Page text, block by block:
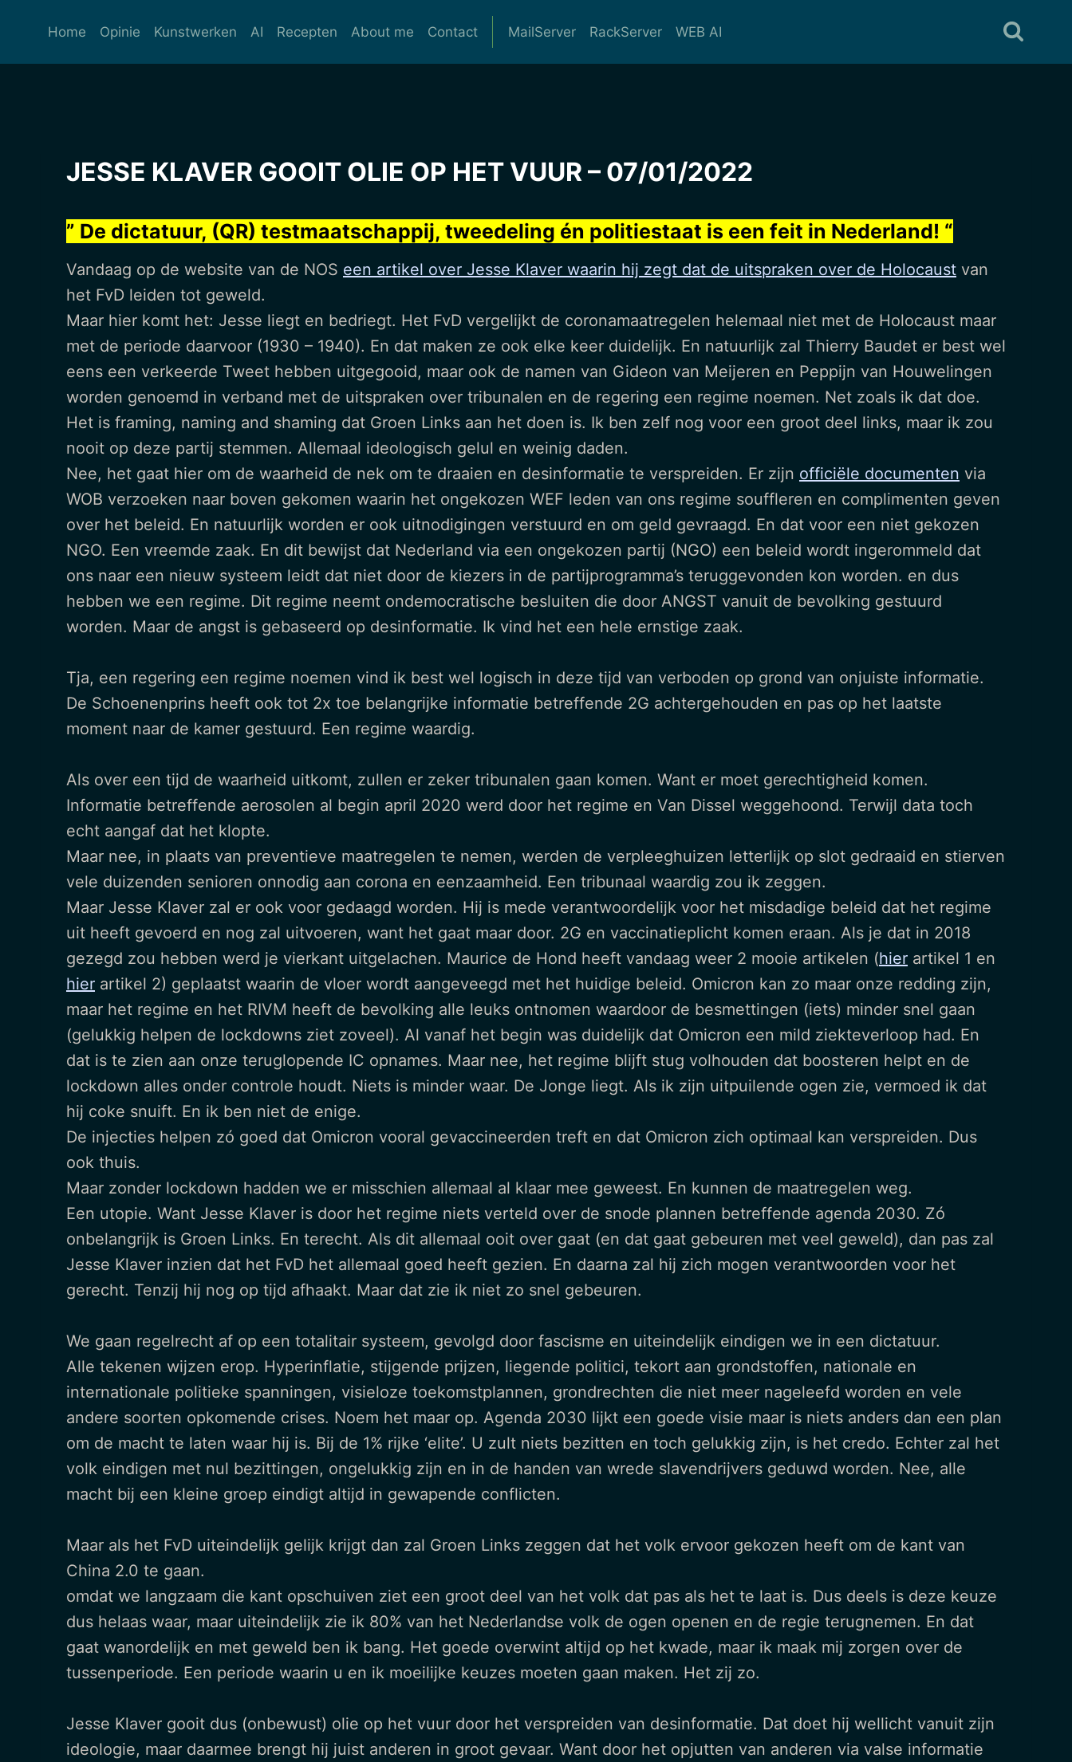
Home Opinie Kunstwerken AI Recepten About me Contact MailServer RackServer WEB AI
JESSE KLAVER GOOIT OLIE OP HET VUUR – 07/01/2022
” De dictatuur, (QR) testmaatschappij, tweedeling én politiestaat is een feit in Nederland! “
Vandaag op de website van de NOS een artikel over Jesse Klaver waarin hij zegt dat de uitspraken over de Holocaust van
het FvD leiden tot geweld.
Maar hier komt het: Jesse liegt en bedriegt. Het FvD vergelijkt de coronamaatregelen helemaal niet met de Holocaust maar
met de periode daarvoor (1930 – 1940). En dat maken ze ook elke keer duidelijk. En natuurlijk zal Thierry Baudet er best wel
eens een verkeerde Tweet hebben uitgegooid, maar ook de namen van Gideon van Meijeren en Peppijn van Houwelingen
worden genoemd in verband met de uitspraken over tribunalen en de regering een regime noemen. Net zoals ik dat doe.
Het is framing, naming and shaming dat Groen Links aan het doen is. Ik ben zelf nog voor een groot deel links, maar ik zou
nooit op deze partij stemmen. Allemaal ideologisch gelul en weinig daden.
Nee, het gaat hier om de waarheid de nek om te draaien en desinformatie te verspreiden. Er zijn officiële documenten via
WOB verzoeken naar boven gekomen waarin het ongekozen WEF leden van ons regime souffleren en complimenten geven
over het beleid. En natuurlijk worden er ook uitnodigingen verstuurd en om geld gevraagd. En dat voor een niet gekozen
NGO. Een vreemde zaak. En dit bewijst dat Nederland via een ongekozen partij (NGO) een beleid wordt ingerommeld dat
ons naar een nieuw systeem leidt dat niet door de kiezers in de partijprogramma’s teruggevonden kon worden. en dus
hebben we een regime. Dit regime neemt ondemocratische besluiten die door ANGST vanuit de bevolking gestuurd
worden. Maar de angst is gebaseerd op desinformatie. Ik vind het een hele ernstige zaak.
Tja, een regering een regime noemen vind ik best wel logisch in deze tijd van verboden op grond van onjuiste informatie.
De Schoenenprins heeft ook tot 2x toe belangrijke informatie betreffende 2G achtergehouden en pas op het laatste
moment naar de kamer gestuurd. Een regime waardig.
Als over een tijd de waarheid uitkomt, zullen er zeker tribunalen gaan komen. Want er moet gerechtigheid komen.
Informatie betreffende aerosolen al begin april 2020 werd door het regime en Van Dissel weggehoond. Terwijl data toch
echt aangaf dat het klopte.
Maar nee, in plaats van preventieve maatregelen te nemen, werden de verpleeghuizen letterlijk op slot gedraaid en stierven
vele duizenden senioren onnodig aan corona en eenzaamheid. Een tribunaal waardig zou ik zeggen.
Maar Jesse Klaver zal er ook voor gedaagd worden. Hij is mede verantwoordelijk voor het misdadige beleid dat het regime
uit heeft gevoerd en nog zal uitvoeren, want het gaat maar door. 2G en vaccinatieplicht komen eraan. Als je dat in 2018
gezegd zou hebben werd je vierkant uitgelachen. Maurice de Hond heeft vandaag weer 2 mooie artikelen (hier artikel 1 en
hier artikel 2) geplaatst waarin de vloer wordt aangeveegd met het huidige beleid. Omicron kan zo maar onze redding zijn,
maar het regime en het RIVM heeft de bevolking alle leuks ontnomen waardoor de besmettingen (iets) minder snel gaan
(gelukkig helpen de lockdowns ziet zoveel). Al vanaf het begin was duidelijk dat Omicron een mild ziekteverloop had. En
dat is te zien aan onze teruglopende IC opnames. Maar nee, het regime blijft stug volhouden dat boosteren helpt en de
lockdown alles onder controle houdt. Niets is minder waar. De Jonge liegt. Als ik zijn uitpuilende ogen zie, vermoed ik dat
hij coke snuift. En ik ben niet de enige.
De injecties helpen zó goed dat Omicron vooral gevaccineerden treft en dat Omicron zich optimaal kan verspreiden. Dus
ook thuis.
Maar zonder lockdown hadden we er misschien allemaal al klaar mee geweest. En kunnen de maatregelen weg.
Een utopie. Want Jesse Klaver is door het regime niets verteld over de snode plannen betreffende agenda 2030. Zó
onbelangrijk is Groen Links. En terecht. Als dit allemaal ooit over gaat (en dat gaat gebeuren met veel geweld), dan pas zal
Jesse Klaver inzien dat het FvD het allemaal goed heeft gezien. En daarna zal hij zich mogen verantwoorden voor het
gerecht. Tenzij hij nog op tijd afhaakt. Maar dat zie ik niet zo snel gebeuren.
We gaan regelrecht af op een totalitair systeem, gevolgd door fascisme en uiteindelijk eindigen we in een dictatuur.
Alle tekenen wijzen erop. Hyperinflatie, stijgende prijzen, liegende politici, tekort aan grondstoffen, nationale en
internationale politieke spanningen, visieloze toekomstplannen, grondrechten die niet meer nageleefd worden en vele
andere soorten opkomende crises. Noem het maar op. Agenda 2030 lijkt een goede visie maar is niets anders dan een plan
om de macht te laten waar hij is. Bij de 1% rijke ‘elite’. U zult niets bezitten en toch gelukkig zijn, is het credo. Echter zal het
volk eindigen met nul bezittingen, ongelukkig zijn en in de handen van wrede slavendrijvers geduwd worden. Nee, alle
macht bij een kleine groep eindigt altijd in gewapende conflicten.
Maar als het FvD uiteindelijk gelijk krijgt dan zal Groen Links zeggen dat het volk ervoor gekozen heeft om de kant van
China 2.0 te gaan.
omdat we langzaam die kant opschuiven ziet een groot deel van het volk dat pas als het te laat is. Dus deels is deze keuze
dus helaas waar, maar uiteindelijk zie ik 80% van het Nederlandse volk de ogen openen en de regie terugnemen. En dat
gaat wanordelijk en met geweld ben ik bang. Het goede overwint altijd op het kwade, maar ik maak mij zorgen over de
tussenperiode. Een periode waarin u en ik moeilijke keuzes moeten gaan maken. Het zij zo.
Jesse Klaver gooit dus (onbewust) olie op het vuur door het verspreiden van desinformatie. Dat doet hij wellicht vanuit zijn
ideologie, maar daarmee brengt hij juist anderen in groot gevaar. Want door het opjutten van anderen via valse informatie